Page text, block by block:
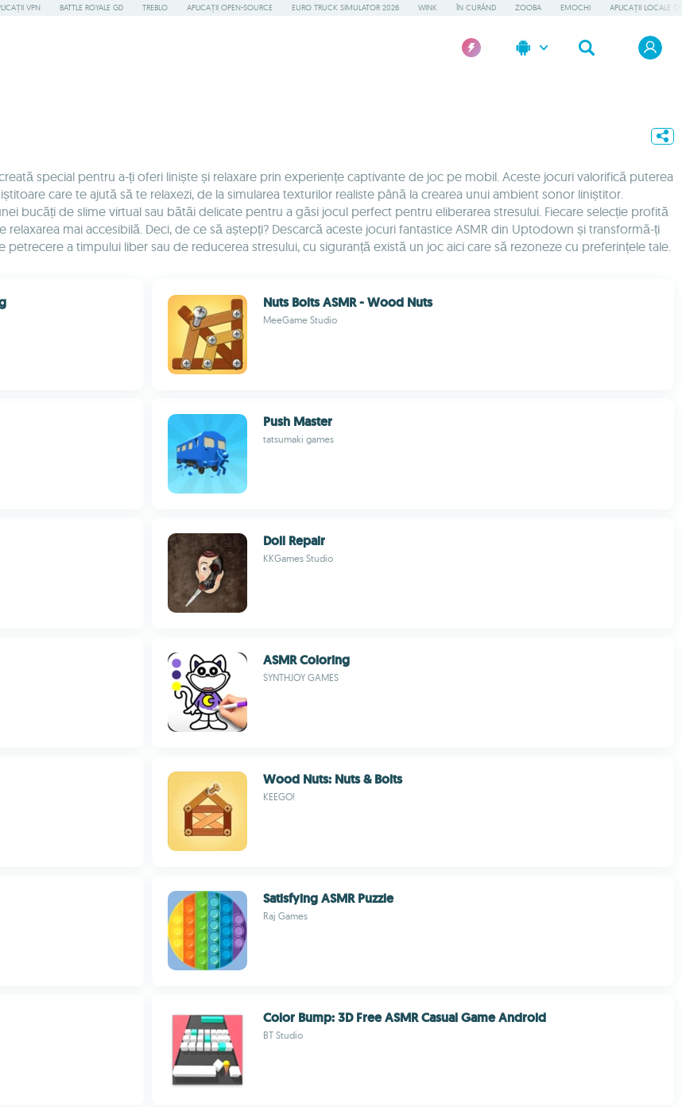
VPN BATTLE ROYALE GD TREBLO APLICAȚII OPEN-SOURCE EURO TRUCK SIMULATOR 2026 WINK ÎN CURÂND ZOOBA EMOCHI APLICAȚII LOCALE
special pentru a-ți oferi liniște și relaxare prin experiențe captivante de joc pe mobil. Aceste jocuri valorifică puterea
care te ajută să te relaxezi, de la simularea texturilor realiste până la crearea unui ambient sonor liniștitor.
bucăți de slime virtual sau bătăi delicate pentru a găsi jocul perfect pentru eliberarea stresului. Fiecare selecție profită
mai accesibilă. Deci, de ce să aștepți? Descarcă aceste jocuri fantastice ASMR din Uptodown și transformă-ți
a timpului liber sau de reducerea stresului, cu siguranță există un joc aici care să rezoneze cu preferințele tale.
Nuts Bolts ASMR - Wood Nuts
MeeGame Studio
Push Master
tatsumaki games
Doll Repair
KKGames Studio
ASMR Coloring
SYNTHJOY GAMES
Wood Nuts: Nuts & Bolts
KEEGO!
Satisfying ASMR Puzzle
Raj Games
Color Bump: 3D Free ASMR Casual Game Android
BT Studio